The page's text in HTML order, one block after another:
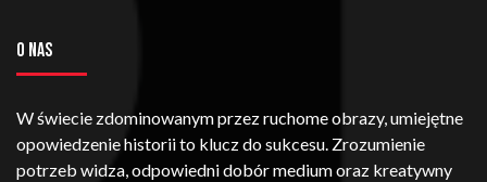
O NAS
W świecie zdominowanym przez ruchome obrazy, umiejętne
opowiedzenie historii to klucz do sukcesu. Zrozumienie
potrzeb widza, odpowiedni dobór medium oraz kreatywny